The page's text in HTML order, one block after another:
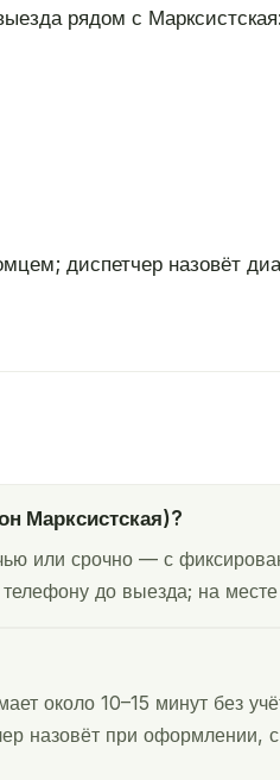
рядом с Марксистская:
диспетчер назовёт
Марксистская)?
или срочно — с
до выезда; на
около 10–15 минут без
назовёт при оформлении,